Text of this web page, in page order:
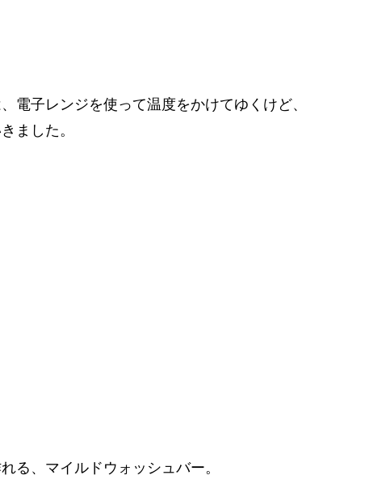
電子レンジを使って温度をかけてゆくけど、
ました。
る、マイルドウォッシュバー。